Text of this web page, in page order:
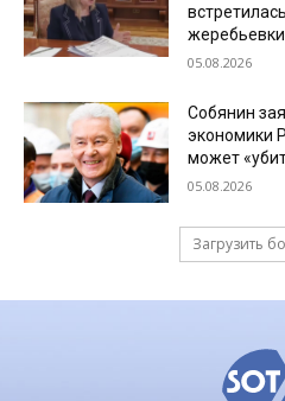
05.08.2026
Собянин
экономики
может
05.08.2026
Загрузить